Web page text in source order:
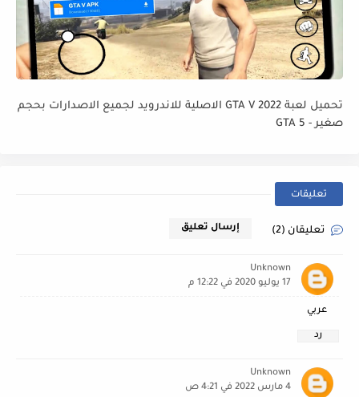
تحميل لعبة GTA V 2022 الاصلية للاندرويد لجميع الاصدارات بحجم
صغير - GTA 5
تعليقات
تعليقان (2) إرسال تعليق
Unknown
17 يوليو 2020 في 12:22 م
عربي
رد
Unknown
4 مارس 2022 في 4:21 ص